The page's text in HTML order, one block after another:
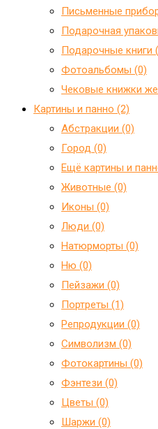
Письменные
Подарочная
Подарочные книги
Фотоальбомы (0)
Чековые книжки
Картины и панно (2)
Абстракции (0)
Город (0)
Ещё картины и
Животные (0)
Иконы (0)
Люди (0)
Натюрморты (0)
Ню (0)
Пейзажи (0)
Портреты (1)
Репродукции (0)
Символизм (0)
Фотокартины (0)
Фэнтези (0)
Цветы (0)
Шаржи (0)